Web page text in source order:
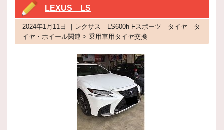
LEXUS LS
2024年1月11日 ｜レクサス LS600h Fスポーツ タイヤ タ
イヤ・ホイール関連 > 乗用車用タイヤ交換